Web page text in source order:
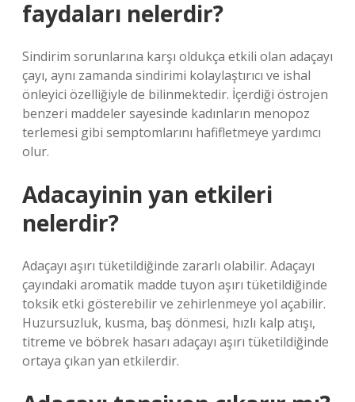
faydaları nelerdir?
Sindirim sorunlarına karşı oldukça etkili olan adaçayı
çayı, aynı zamanda sindirimi kolaylaştırıcı ve ishal
önleyici özelliğiyle de bilinmektedir. İçerdiği östrojen
benzeri maddeler sayesinde kadınların menopoz
terlemesi gibi semptomlarını hafifletmeye yardımcı
olur.
Adacayinin yan etkileri
nelerdir?
Adaçayı aşırı tüketildiğinde zararlı olabilir. Adaçayı
çayındaki aromatik madde tuyon aşırı tüketildiğinde
toksik etki gösterebilir ve zehirlenmeye yol açabilir.
Huzursuzluk, kusma, baş dönmesi, hızlı kalp atışı,
titreme ve böbrek hasarı adaçayı aşırı tüketildiğinde
ortaya çıkan yan etkilerdir.